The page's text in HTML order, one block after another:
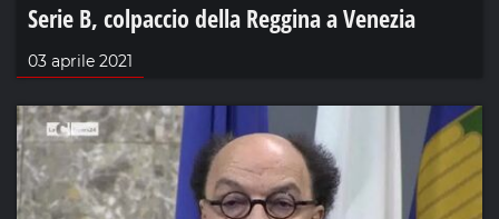
Serie B, colpaccio della Reggina a Venezia
03 aprile 2021